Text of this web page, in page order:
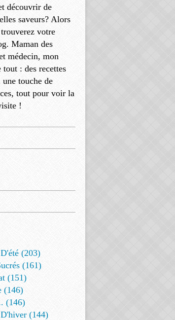
découvrir de
saveurs? Alors
votre
Maman des
médecin, mon
: des recettes
touche de
tout pour voir la
!
(203)
(161)
(151)
(146)
(146)
(144)